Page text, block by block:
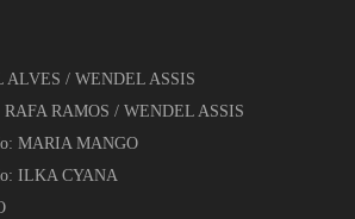
ALVES / WENDEL ASSIS
RAFA RAMOS / WENDEL ASSIS
MARIA MANGO
ILKA CYANA